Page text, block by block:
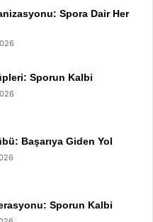
Spora Dair Her
Sporun Kalbi
Başarıya Giden Yol
Sporun Kalbi